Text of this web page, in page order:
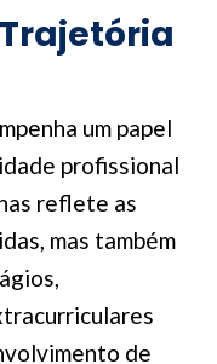
um papel
profissional
reflete as
mas também
de